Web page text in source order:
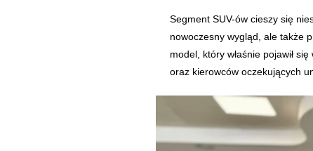
DFSK Fengon 600 Comfort to nowoczesny, kompaktowy SUV, który
Segment SUV-ów cieszy się
nowoczesny wygląd, ale także
model, który właśnie pojawił
oraz kierowców oczekujących